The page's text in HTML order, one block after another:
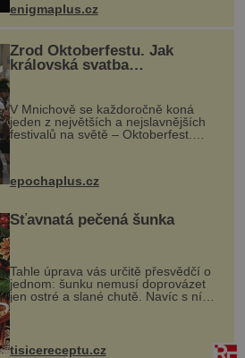
...
enigmaplus.cz
Zrod Oktoberfestu. Jak
královská svatba
odstartovala největší pivní
festival světa
V Mnichově se každoročně koná
jeden z největších a nejslavnějších
festivalů na světě – Oktoberfest.
návštěvníků, kteří si vychutnávají
kultur...
epochaplus.cz
Šťavnatá pečená šunka
Tahle úprava vás určitě přesvědčí o
jednom: šunku nemusí doprovázet
jen ostré a slané chutě. Navíc s ní
nakrmíte poměrně hodně hladových
krků. Ingredience sádlo 3 kg šunky
vcelku 3 stroužky česneku hl...
tisicereceptu.cz